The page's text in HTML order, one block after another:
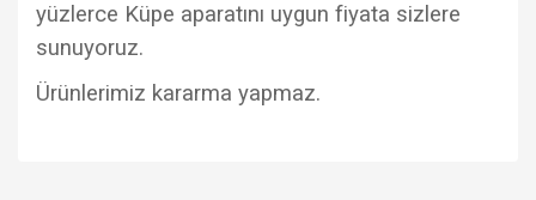
yüzlerce Küpe aparatını uygun fiyata sizlere
sunuyoruz.
Ürünlerimiz kararma yapmaz.